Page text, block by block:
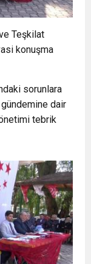
Teşkilat
konuşma
sorunlara
dair
tebrik